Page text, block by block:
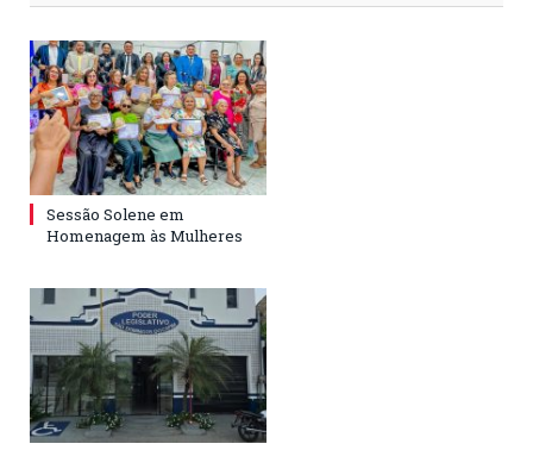
Sessão Solene em
Homenagem às Mulheres